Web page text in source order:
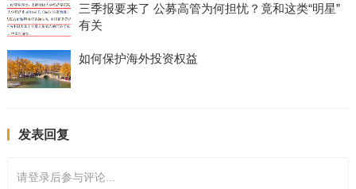
三季报要来了 公募高管为何担忧？竟和这类“明星”
有关
如何保护海外投资权益
发表回复
请登录后参与评论...